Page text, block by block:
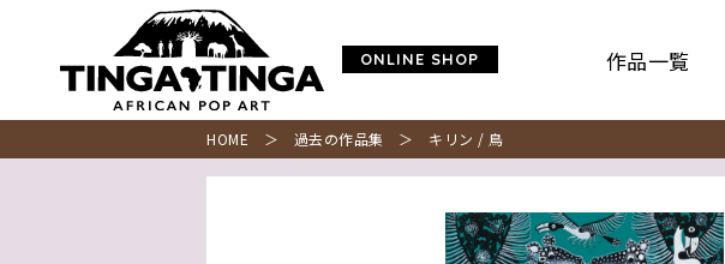
ONLINE SHOP 作品一覧
HOME ＞ 過去の作品集 ＞ キリン / 鳥